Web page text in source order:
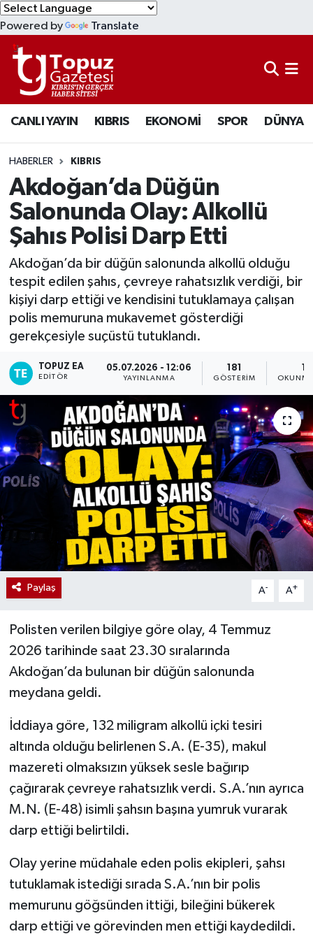
Powered by Translate
CANLI YAYIN KIBRIS EKONOMİ SPOR DÜNYA
HABERLER KIBRIS
Akdoğan’da Düğün
Salonunda Olay: Alkollü
Şahıs Polisi Darp Etti
Akdoğan’da bir düğün salonunda alkollü olduğu
tespit edilen şahıs, çevreye rahatsızlık verdiği, bir
kişiyi darp ettiği ve kendisini tutuklamaya çalışan
polis memuruna mukavemet gösterdiği
gerekçesiyle suçüstü tutuklandı.
TOPUZ EA
EDITÖR
05.07.2026 - 12:06
YAYINLANMA
181
GÖSTERIM
Paylaş A- A+
Polisten verilen bilgiye göre olay, 4 Temmuz
2026 tarihinde saat 23.30 sıralarında
Akdoğan’da bulunan bir düğün salonunda
meydana geldi.
İddiaya göre, 132 miligram alkollü içki tesiri
altında olduğu belirlenen S.A. (E-35), makul
mazereti olmaksızın yüksek sesle bağırıp
çağırarak çevreye rahatsızlık verdi. S.A.’nın ayrıca
M.N. (E-48) isimli şahsın başına yumruk vurarak
darp ettiği belirtildi.
Olay yerine müdahale eden polis ekipleri, şahsı
tutuklamak istediği sırada S.A.’nın bir polis
memurunu göğsünden ittiği, bileğini bükerek
darp ettiği ve görevinden men ettiği kaydedildi.
KIBRIS
DÜNYA
EKONOMİ
MAGAZİN
SAĞLIK
SPOR
TEKNOLOJİ
TÜRKİYE
Lefkoşa Nöbetçi Eczaneler
Lefkoşa Hava Durumu
Lefkoşa Trafik Yoğunluk Haritası
Süper Lig Puan Durumu ve Fikstür
Tüm Manşetler
Son Dakika Haberleri
Haber Arşivi